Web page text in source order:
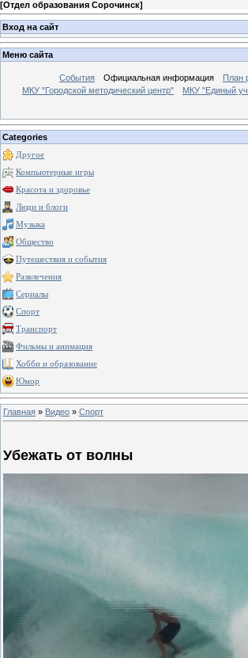
[Отдел образования Сорочинск]
Вход на сайт
Меню сайта
События Официальная информация План
МКУ "Городской методический центр"
МКУ "Единый
Categories
Другое
Компьютерные игры
Красота и здоровье
Люди и блоги
Музыка
Общество
Путешествия и события
Развлечения
Сериалы
Спорт
Транспорт
Фильмы и анимация
Хобби и образование
Юмор
Главная » Видео » Спорт
Убежать от волны